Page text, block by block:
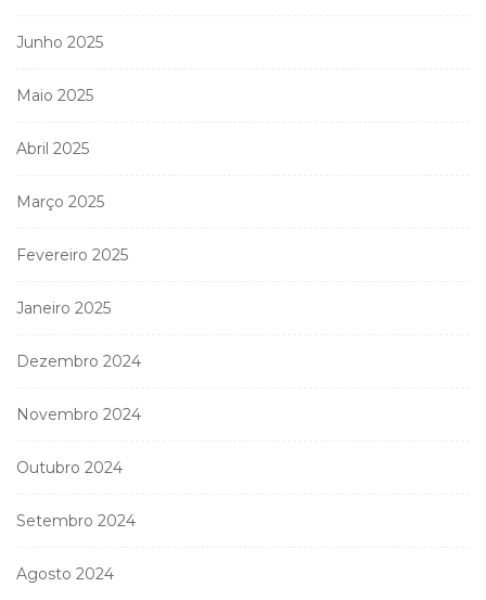
Junho 2025
Maio 2025
Abril 2025
Março 2025
Fevereiro 2025
Janeiro 2025
Dezembro 2024
Novembro 2024
Outubro 2024
Setembro 2024
Agosto 2024